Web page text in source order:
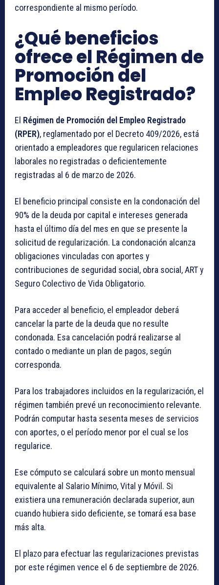
correspondiente al mismo período.
¿Qué beneficios
ofrece el Régimen de
Promoción del
Empleo Registrado?
El Régimen de Promoción del Empleo Registrado
(RPER), reglamentado por el Decreto 409/2026, está
orientado a empleadores que regularicen relaciones
laborales no registradas o deficientemente
registradas al 6 de marzo de 2026.
El beneficio principal consiste en la condonación del
90% de la deuda por capital e intereses generada
hasta el último día del mes en que se presente la
solicitud de regularización. La condonación alcanza
obligaciones vinculadas con aportes y
contribuciones de seguridad social, obra social, ART y
Seguro Colectivo de Vida Obligatorio.
Para acceder al beneficio, el empleador deberá
cancelar la parte de la deuda que no resulte
condonada. Esa cancelación podrá realizarse al
contado o mediante un plan de pagos, según
corresponda.
Para los trabajadores incluidos en la regularización, el
régimen también prevé un reconocimiento relevante.
Podrán computar hasta sesenta meses de servicios
con aportes, o el período menor por el cual se los
regularice.
Ese cómputo se calculará sobre un monto mensual
equivalente al Salario Mínimo, Vital y Móvil. Si
existiera una remuneración declarada superior, aun
cuando hubiera sido deficiente, se tomará esa base
más alta.
El plazo para efectuar las regularizaciones previstas
por este régimen vence el 6 de septiembre de 2026.